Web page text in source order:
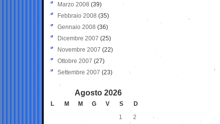
Marzo 2008 (39)
Febbraio 2008 (35)
Gennaio 2008 (36)
Dicembre 2007 (25)
Novembre 2007 (22)
Ottobre 2007 (27)
Settembre 2007 (23)
Agosto 2026
L M M G V S
D
1
2